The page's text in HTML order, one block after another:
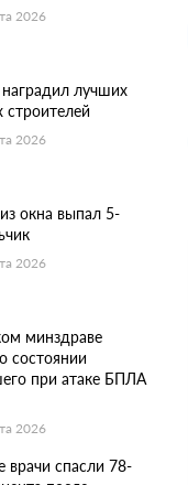
2026
лучших
строителей
2026
окна выпал 5-
2026
минздраве
состоянии
при атаке БПЛА
2026
врачи спасли 78-